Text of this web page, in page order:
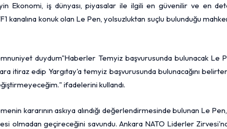
Ekonomi, iş dünyası, piyasalar ile ilgili en güvenilir ve en
kanalına konuk olan Le Pen, yolsuzluktan suçlu bulunduğu
duydum"Haberler Temyiz başvurusunda bulunacak Le
itiraz edip Yargıtay'a temyiz başvurusunda bulunacağını
ifadelerini kullandı.
kararının askıya alındığı değerlendirmesinde bulunan Le
olmadan geçireceğini savundu. Ankara NATO Liderler